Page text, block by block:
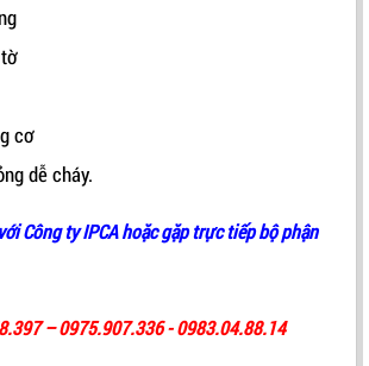
cơ
dễ cháy.
Công ty IPCA hoặc gặp trực tiếp bộ phận
–0975.907.336- 0983.04.88.14